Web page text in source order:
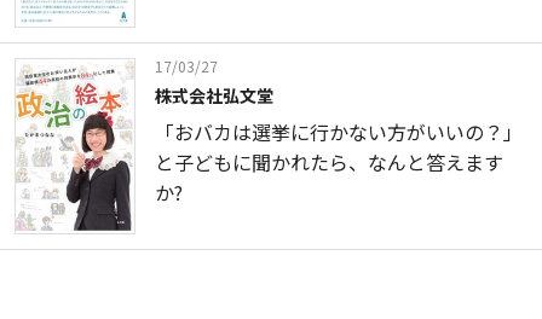
17/03/27
株式会社弘文堂
「おバカは選挙に行かない方がいいの？」
と子どもに聞かれたら、なんと答えます
か?